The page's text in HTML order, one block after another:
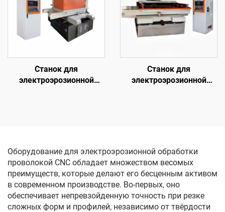
Станок для
электроэрозионной
Станок для
электроэрозионной
Оборудование для электроэрозионной обработки
проволокой CNC обладает множеством весомых
преимуществ, которые делают его бесценным активом
в современном производстве. Во-первых, оно
обеспечивает непревзойденную точность при резке
сложных форм и профилей, независимо от твёрдости